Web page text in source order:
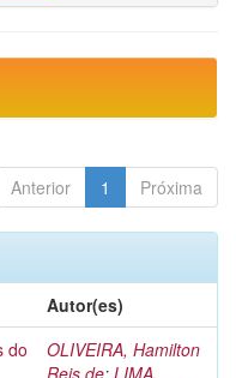
Anterior 1 Próxima
Autor(es)
do
OLIVEIRA, Hamilton
Reis de; LIMA,